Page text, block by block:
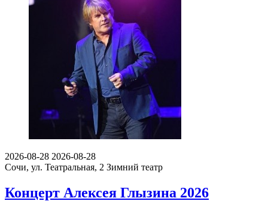
2026-08-28 2026-08-28
Сочи, ул. Театральная, 2 Зимний театр
Концерт Алексея Глызина 2026